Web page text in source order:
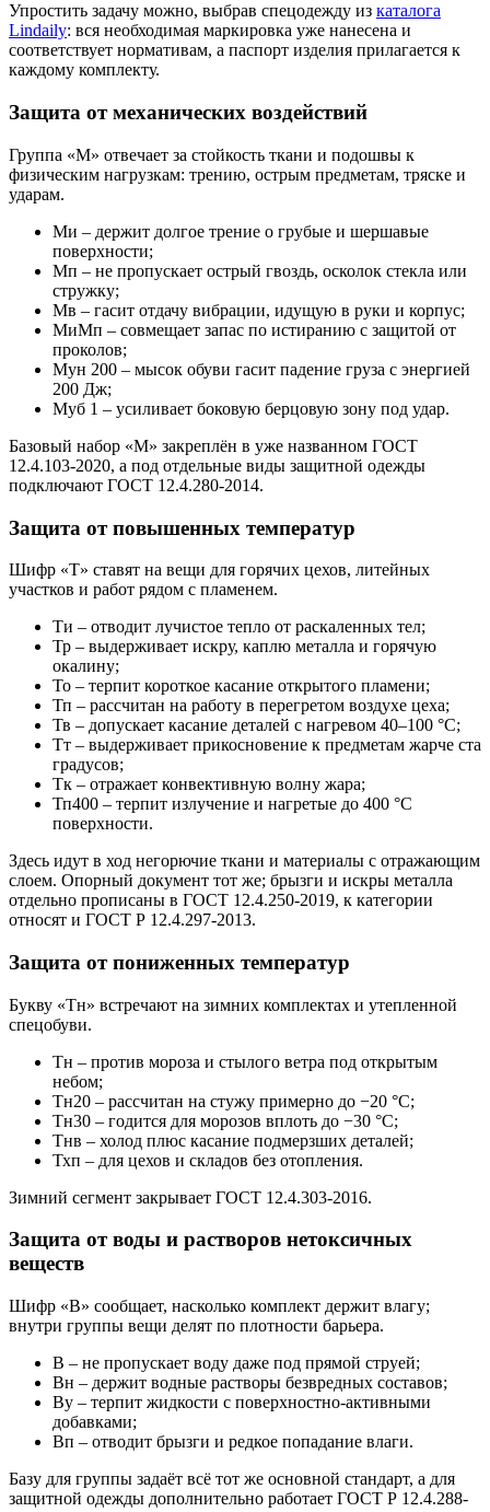
Упростить задачу можно, выбрав спецодежду из каталога
Lindaily: вся необходимая маркировка уже нанесена и
соответствует нормативам, а паспорт изделия прилагается к
каждому комплекту.
Защита от механических воздействий
Группа «М» отвечает за стойкость ткани и подошвы к
физическим нагрузкам: трению, острым предметам, тряске и
ударам.
Ми – держит долгое трение о грубые и шершавые
поверхности;
Мп – не пропускает острый гвоздь, осколок стекла или
стружку;
Мв – гасит отдачу вибрации, идущую в руки и корпус;
МиМп – совмещает запас по истиранию с защитой от
проколов;
Мун 200 – мысок обуви гасит падение груза с энергией
200 Дж;
Муб 1 – усиливает боковую берцовую зону под удар.
Базовый набор «М» закреплён в уже названном ГОСТ
12.4.103-2020, а под отдельные виды защитной одежды
подключают ГОСТ 12.4.280-2014.
Защита от повышенных температур
Шифр «Т» ставят на вещи для горячих цехов, литейных
участков и работ рядом с пламенем.
Ти – отводит лучистое тепло от раскаленных тел;
Тр – выдерживает искру, каплю металла и горячую
окалину;
То – терпит короткое касание открытого пламени;
Тп – рассчитан на работу в перегретом воздухе цеха;
Тв – допускает касание деталей с нагревом 40–100 °C;
Тт – выдерживает прикосновение к предметам жарче ста
градусов;
Тк – отражает конвективную волну жара;
Тп400 – терпит излучение и нагретые до 400 °C
поверхности.
Здесь идут в ход негорючие ткани и материалы с отражающим
слоем. Опорный документ тот же; брызги и искры металла
отдельно прописаны в ГОСТ 12.4.250-2019, к категории
относят и ГОСТ Р 12.4.297-2013.
Защита от пониженных температур
Букву «Тн» встречают на зимних комплектах и утепленной
спецобуви.
Тн – против мороза и стылого ветра под открытым
небом;
Тн20 – рассчитан на стужу примерно до −20 °C;
Тн30 – годится для морозов вплоть до −30 °C;
Тнв – холод плюс касание подмерзших деталей;
Тхп – для цехов и складов без отопления.
Зимний сегмент закрывает ГОСТ 12.4.303-2016.
Защита от воды и растворов нетоксичных
веществ
Шифр «В» сообщает, насколько комплект держит влагу;
внутри группы вещи делят по плотности барьера.
В – не пропускает воду даже под прямой струей;
Вн – держит водные растворы безвредных составов;
Ву – терпит жидкости с поверхностно-активными
добавками;
Вп – отводит брызги и редкое попадание влаги.
Базу для группы задаёт всё тот же основной стандарт, а для
защитной одежды дополнительно работает ГОСТ Р 12.4.288-